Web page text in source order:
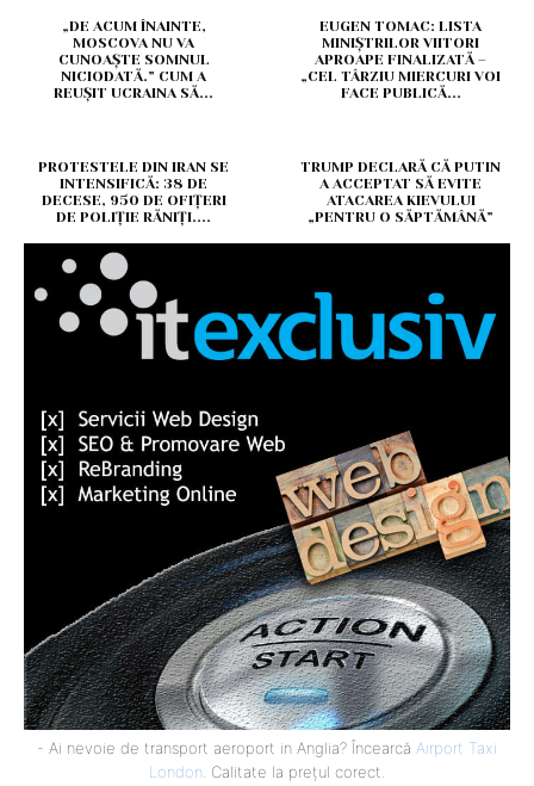
„DE ACUM ÎNAINTE,
MOSCOVA NU VA
CUNOAȘTE SOMNUL
NICIODATĂ.” CUM A
REUȘIT UCRAINA SĂ...
EUGEN TOMAC: LISTA
MINIȘTRILOR VIITORI
APROAPE FINALIZATĂ –
„CEL TÂRZIU MIERCURI VOI
FACE PUBLICĂ...
PROTESTELE DIN IRAN SE
INTENSIFICĂ: 38 DE
DECESE, 950 DE OFIȚERI
DE POLIȚIE RĂNIȚI....
TRUMP DECLARĂ CĂ PUTIN
A ACCEPTAT SĂ EVITE
ATACAREA KIEVULUI
„PENTRU O SĂPTĂMÂNĂ”
- Ai nevoie de transport aeroport in Anglia? Încearcă Airport Taxi
London. Calitate la prețul corect.